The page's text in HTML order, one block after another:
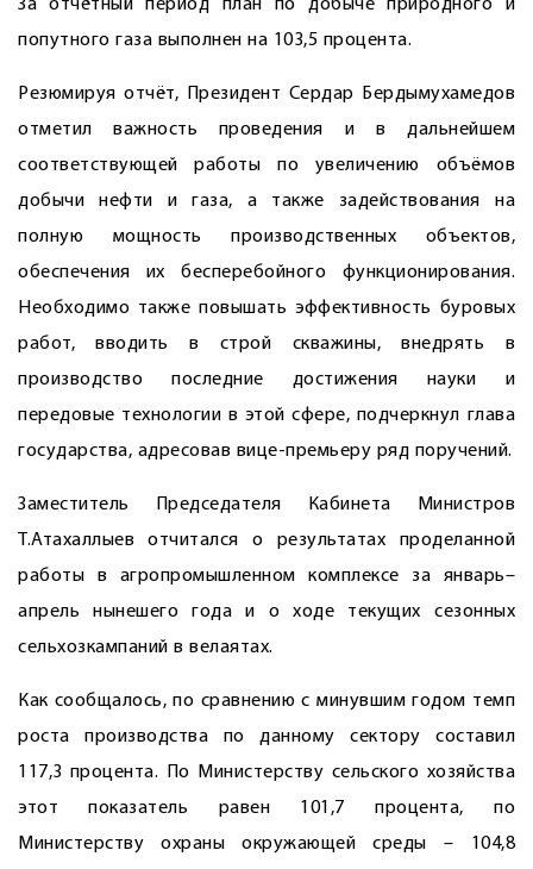
За отчётный период план по добыче природного и
попутного газа выполнен на 103,5 процента.
Резюмируя отчёт, Президент Сердар Бердымухамедов
отметил важность проведения и в дальнейшем
соответствующей работы по увеличению объёмов
добычи нефти и газа, а также задействования на
полную мощность производственных объектов,
обеспечения их бесперебойного функционирования.
Необходимо также повышать эффективность буровых
работ, вводить в строй скважины, внедрять в
производство последние достижения науки и
передовые технологии в этой сфере, подчеркнул глава
государства, адресовав вице-премьеру ряд поручений.
Заместитель Председателя Кабинета Министров
Т.Атахаллыев отчитался о результатах проделанной
работы в агропромышленном комплексе за январь–
апрель нынешего года и о ходе текущих сезонных
сельхозкампаний в велаятах.
Как сообщалось, по сравнению с минувшим годом темп
роста производства по данному сектору составил
117,3 процента. По Министерству сельского хозяйства
этот показатель равен 101,7 процента, по
Министерству охраны окружающей среды – 104,8